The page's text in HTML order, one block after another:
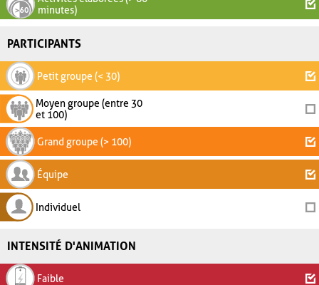
minutes)
PARTICIPANTS
Petit groupe (< 30)
Moyen groupe (entre 30
et 100)
Grand groupe (> 100)
Équipe
Individuel
INTENSITÉ D'ANIMATION
Faible